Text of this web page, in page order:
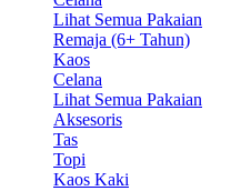
Lihat Semua Pakaian
Remaja (6+ Tahun)
Kaos
Celana
Lihat Semua Pakaian
Aksesoris
Tas
Topi
Kaos Kaki